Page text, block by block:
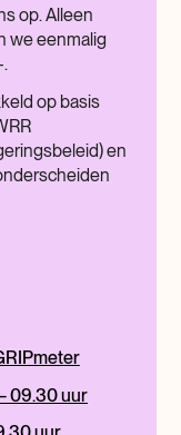
op. Alleen
we eenmalig
op basis
en
09.30 uur